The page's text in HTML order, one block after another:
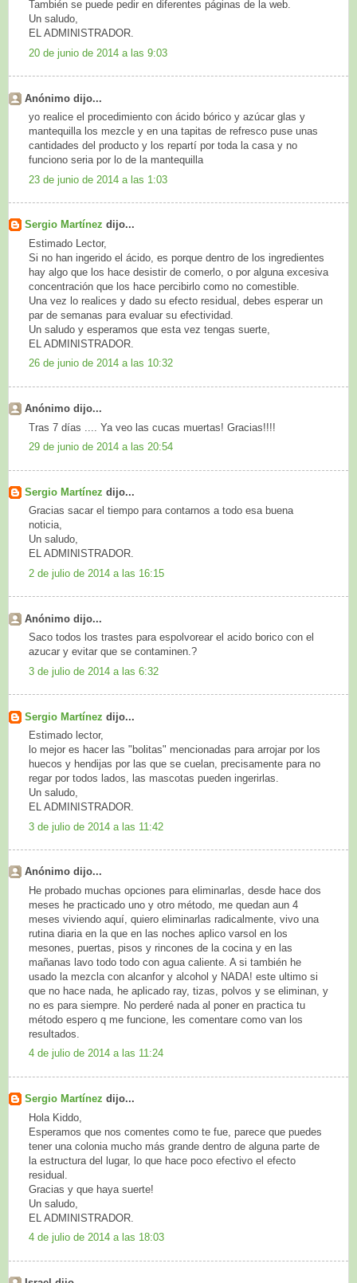
También se puede pedir en diferentes páginas de la web.
Un saludo,
EL ADMINISTRADOR.
20 de junio de 2014 a las 9:03
Anónimo dijo...
yo realice el procedimiento con ácido bórico y azúcar glas y
mantequilla los mezcle y en una tapitas de refresco puse unas
cantidades del producto y los repartí por toda la casa y no
funciono seria por lo de la mantequilla
23 de junio de 2014 a las 1:03
Sergio Martínez dijo...
Estimado Lector,
Si no han ingerido el ácido, es porque dentro de los ingredientes
hay algo que los hace desistir de comerlo, o por alguna excesiva
concentración que los hace percibirlo como no comestible.
Una vez lo realices y dado su efecto residual, debes esperar un
par de semanas para evaluar su efectividad.
Un saludo y esperamos que esta vez tengas suerte,
EL ADMINISTRADOR.
26 de junio de 2014 a las 10:32
Anónimo dijo...
Tras 7 días .... Ya veo las cucas muertas! Gracias!!!!
29 de junio de 2014 a las 20:54
Sergio Martínez dijo...
Gracias sacar el tiempo para contarnos a todo esa buena
noticia,
Un saludo,
EL ADMINISTRADOR.
2 de julio de 2014 a las 16:15
Anónimo dijo...
Saco todos los trastes para espolvorear el acido borico con el
azucar y evitar que se contaminen.?
3 de julio de 2014 a las 6:32
Sergio Martínez dijo...
Estimado lector,
lo mejor es hacer las "bolitas" mencionadas para arrojar por los
huecos y hendijas por las que se cuelan, precisamente para no
regar por todos lados, las mascotas pueden ingerirlas.
Un saludo,
EL ADMINISTRADOR.
3 de julio de 2014 a las 11:42
Anónimo dijo...
He probado muchas opciones para eliminarlas, desde hace dos
meses he practicado uno y otro método, me quedan aun 4
meses viviendo aquí, quiero eliminarlas radicalmente, vivo una
rutina diaria en la que en las noches aplico varsol en los
mesones, puertas, pisos y rincones de la cocina y en las
mañanas lavo todo todo con agua caliente. A si también he
usado la mezcla con alcanfor y alcohol y NADA! este ultimo si
que no hace nada, he aplicado ray, tizas, polvos y se eliminan, y
no es para siempre. No perderé nada al poner en practica tu
método espero q me funcione, les comentare como van los
resultados.
4 de julio de 2014 a las 11:24
Sergio Martínez dijo...
Hola Kiddo,
Esperamos que nos comentes como te fue, parece que puedes
tener una colonia mucho más grande dentro de alguna parte de
la estructura del lugar, lo que hace poco efectivo el efecto
residual.
Gracias y que haya suerte!
Un saludo,
EL ADMINISTRADOR.
4 de julio de 2014 a las 18:03